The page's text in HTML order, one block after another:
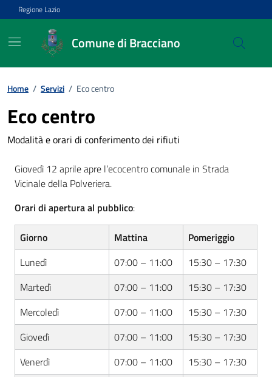
Vai ai contenuti
Vai al footer
Regione Lazio
Comune di Bracciano
Home / Servizi / Eco centro
Eco centro
Modalità e orari di conferimento dei rifiuti
Giovedì 12 aprile apre l’ecocentro comunale in Strada
Vicinale della Polveriera.
Orari di apertura al pubblico:
Giorno Mattina
Pomeriggio
Lunedì
07:00 – 11:00
15:30 – 17:30
Martedì
07:00 – 11:00
15:30 – 17:30
Mercoledì
07:00 – 11:00
15:30 – 17:30
Giovedì
07:00 – 11:00
15:30 – 17:30
Venerdì
07:00 – 11:00
15:30 – 17:30